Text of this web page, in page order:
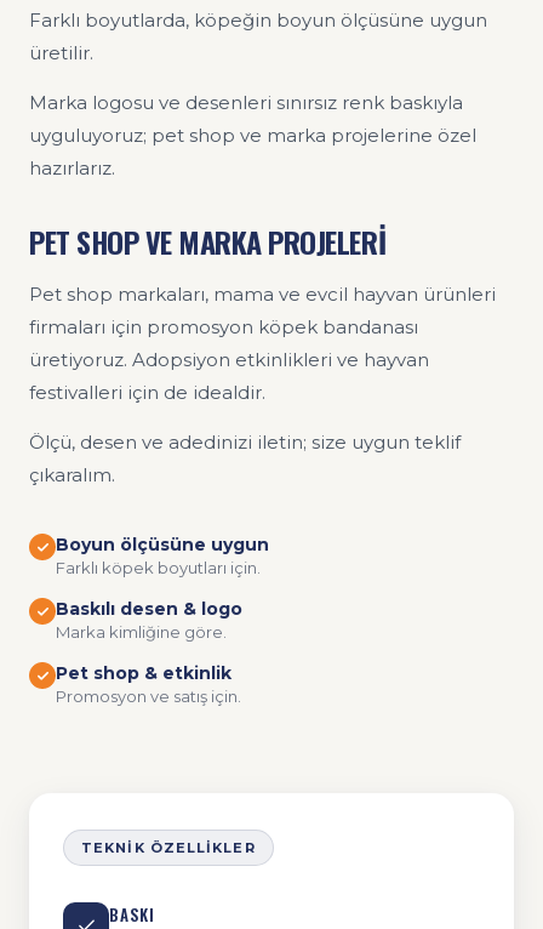
Farklı boyutlarda, köpeğin boyun ölçüsüne uygun
üretilir.
Marka logosu ve desenleri sınırsız renk baskıyla
uyguluyoruz; pet shop ve marka projelerine özel
hazırlarız.
PET SHOP VE MARKA PROJELERİ
Pet shop markaları, mama ve evcil hayvan ürünleri
firmaları için promosyon köpek bandanası
üretiyoruz. Adopsiyon etkinlikleri ve hayvan
festivalleri için de idealdir.
Ölçü, desen ve adedinizi iletin; size uygun teklif
çıkaralım.
Boyun ölçüsüne uygun
Farklı köpek boyutları için.
Baskılı desen & logo
Marka kimliğine göre.
Pet shop & etkinlik
Promosyon ve satış için.
TEKNIK ÖZELLIKLER
BASKI